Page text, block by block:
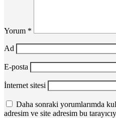
Yorum *
Ad
E-posta
İnternet sitesi
Daha sonraki yorumlarımda
adresim ve site adresim bu